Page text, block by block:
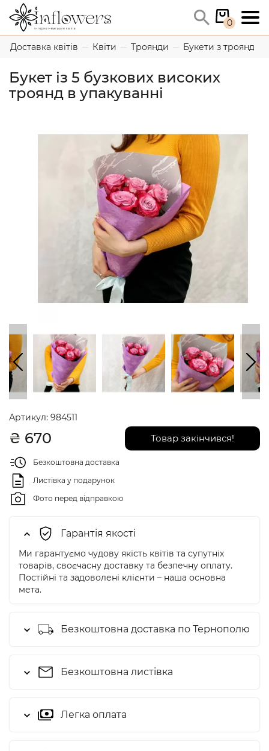
0
Доставка квітів Квіти Троянди Букети з троянд
Букет із 5 бузкових високих
троянд в упакуванні
Артикул: 984511
₴ 670 Товар закінчився!
Безкоштовна доставка
Листівка у подарунок
Фото перед відправкою
Гарантія якості
Ми гарантуємо чудову якість квітів та супутніх
товарів, своєчасну доставку та безпечну оплату.
Постійні та задоволені клієнти – наша основна
мета.
Безкоштовна доставка по Тернополю
Безкоштовна листівка
Легка оплата